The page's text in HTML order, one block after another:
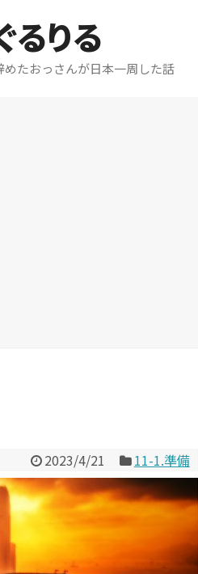
るりる
めたおっさんが日本一周した話
2023/4/21 11-1.準備